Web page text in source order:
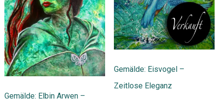
Gemälde: Elbin Arwen –
Gemälde: Eisvogel –
Zeitlose Eleganz